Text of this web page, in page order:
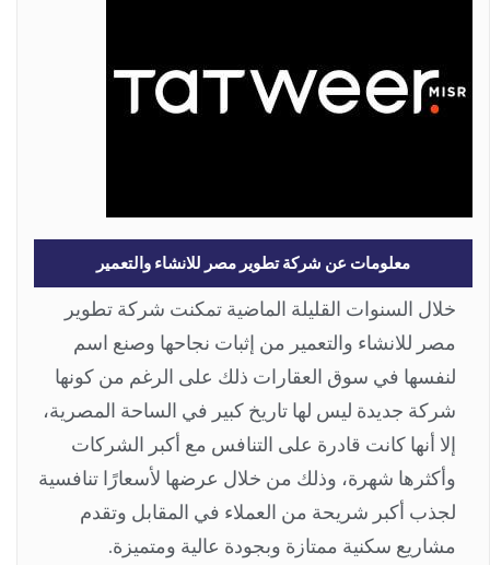
معلومات عن شركة تطوير مصر للانشاء والتعمير
خلال السنوات القليلة الماضية تمكنت شركة تطوير
مصر للانشاء والتعمير من إثبات نجاحها وصنع اسم
لنفسها في سوق العقارات ذلك على الرغم من كونها
شركة جديدة ليس لها تاريخ كبير في الساحة المصرية،
إلا أنها كانت قادرة على التنافس مع أكبر الشركات
وأكثرها شهرة، وذلك من خلال عرضها لأسعارًا تنافسية
لجذب أكبر شريحة من العملاء في المقابل وتقدم
مشاريع سكنية ممتازة وبجودة عالية ومتميزة.